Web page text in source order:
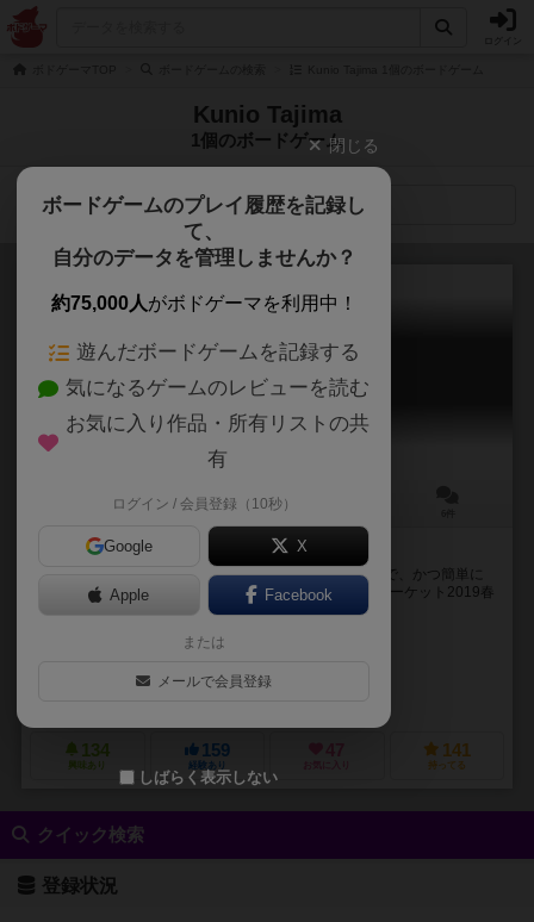
Kunio Tajima
1個のボードゲーム
検索メニュー
ハックスタック
Hack Stuck
5～10分
42マスの攻防戦
「Hack Stuck（ハックスタック）」はデザインが綺麗で、かつ簡単に
遊べるアブストラクトゲームです。 【特徴】 ゲームマーケット2019春
出展作品！ Glory...
134
興味あり
159
経験あり お気に入り
141
持ってる
クイック検索
登録状況
閉じる
ボードゲームのプレイ履歴を記録し
て、
自分のデータを管理しませんか？
約75,000人がボドゲーマを利用中！
遊んだボードゲームを記録する
気になるゲームのレビューを読む
お気に入り作品・所有リストの共
有
ログイン / 会員登録（10秒）
Google X
Apple Facebook
または
メールで会員登録
しばらく表示しない